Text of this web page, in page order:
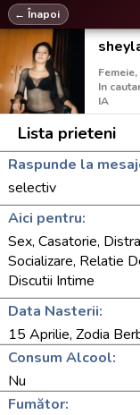
← Înapoi
In
IA
Lista prieteni
Raspunde la
selectiv
Aici pentru:
Sex, Casatorie,
Socializare, Relatie
Discutii Intime
Data Nasterii:
15 Aprilie, Zodia
Consum Alcool:
Nu
Fumător: